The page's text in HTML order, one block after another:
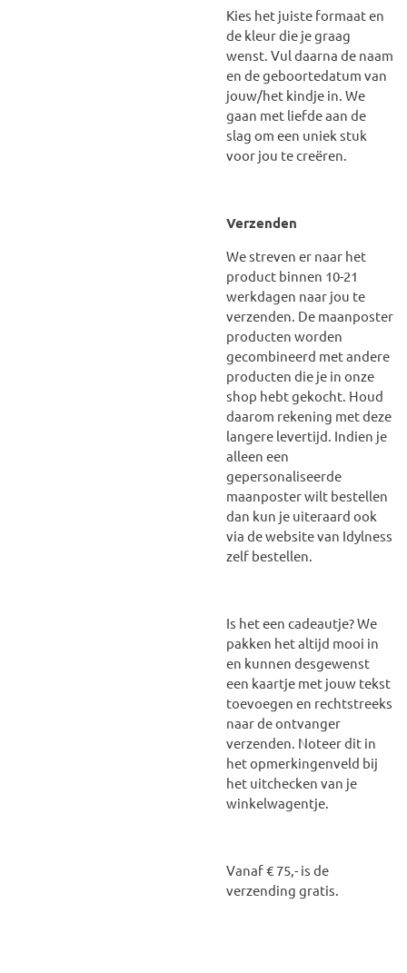
Kies het juiste formaat en
de kleur die je graag
wenst. Vul daarna de naam
en de geboortedatum van
jouw/het kindje in. We
gaan met liefde aan de
slag om een uniek stuk
voor jou te creëren.
Verzenden
We streven er naar het
product binnen 10-21
werkdagen naar jou te
verzenden. De maanposter
producten worden
gecombineerd met andere
producten die je in onze
shop hebt gekocht. Houd
daarom rekening met deze
langere levertijd. Indien je
alleen een
gepersonaliseerde
maanposter wilt bestellen
dan kun je uiteraard ook
via de website van Idylness
zelf bestellen.
Is het een cadeautje? We
pakken het altijd mooi in
en kunnen desgewenst
een kaartje met jouw tekst
toevoegen en rechtstreeks
naar de ontvanger
verzenden. Noteer dit in
het opmerkingenveld bij
het uitchecken van je
winkelwagentje.
Vanaf € 75,- is de
verzending gratis.